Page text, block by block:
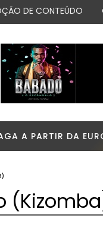
DE CONTEÚDO
A PARTIR DA